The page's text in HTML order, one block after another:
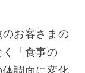
のお客さまの
「食事の
調面に変化